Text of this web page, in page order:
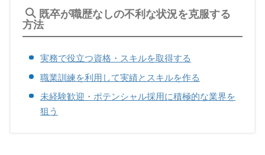
既卒が職歴なしの不利な状況を克服する
方法
実務で役立つ資格・スキルを取得する
職業訓練を利用して実績とスキルを作る
未経験歓迎・ポテンシャル採用に積極的な業界を
狙う